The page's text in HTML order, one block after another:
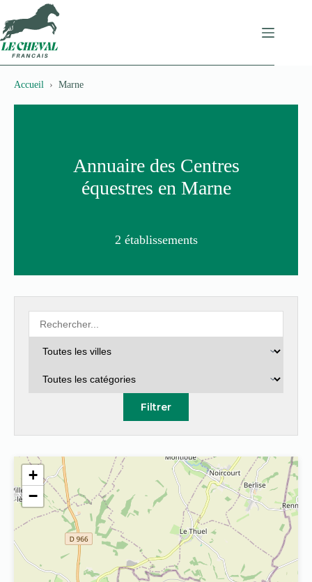
au
contenu
Accueil Marne
Annuaire des Centres
équestres en Marne
2 établissements
Filtrer
+
−